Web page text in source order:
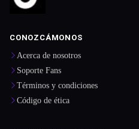
CONOZCÁMONOS
Acerca de nosotros
Soporte Fans
Términos y condiciones
Código de ética